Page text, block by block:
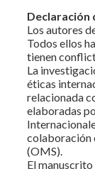
Declaración
Los autores
Todos ellos
tienen
La
éticas
relacionada
elaboradas
colaboración
(OMS).
El